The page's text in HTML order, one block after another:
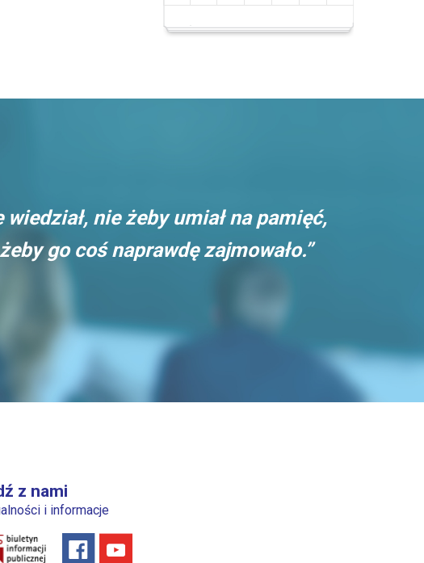
nie żeby umiał na pamięć,
go coś naprawdę zajmowało.”
z nami
i informacje